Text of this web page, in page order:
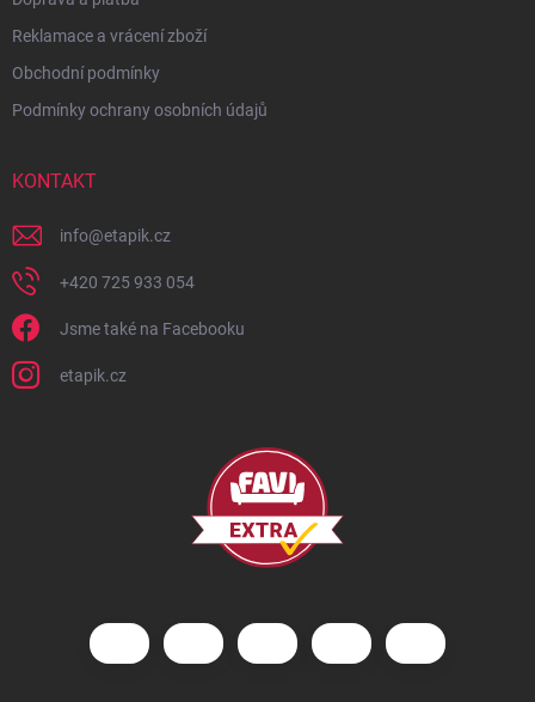
Reklamace a vrácení zboží
Obchodní podmínky
Podmínky ochrany osobních údajů
KONTAKT
info@etapik.cz
+420 725 933 054
Jsme také na Facebooku
etapik.cz